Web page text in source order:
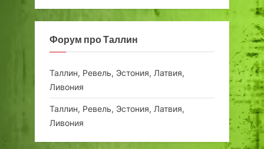
Форум про Таллин
Таллин, Ревель, Эстония, Латвия,
Ливония
Таллин, Ревель, Эстония, Латвия,
Ливония